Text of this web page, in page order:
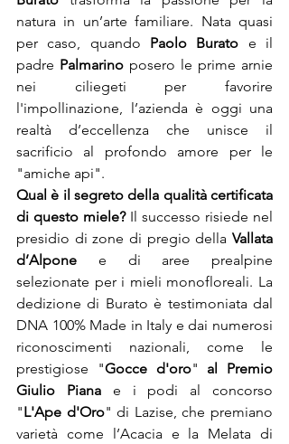
natura in un’arte familiare. Nata quasi
per caso, quando Paolo Burato e il
padre Palmarino posero le prime arnie
nei ciliegeti per favorire
l'impollinazione, l’azienda è oggi una
realtà d’eccellenza che unisce il
sacrificio al profondo amore per le
"amiche api".
Qual è il segreto della qualità certificata
di questo miele? Il successo risiede nel
presidio di zone di pregio della Vallata
d’Alpone e di aree prealpine
selezionate per i mieli monofloreali. La
dedizione di Burato è testimoniata dal
DNA 100% Made in Italy e dai numerosi
riconoscimenti nazionali, come le
prestigiose "Gocce d'oro" al Premio
Giulio Piana e i podi al concorso
"L'Ape d'Oro" di Lazise, che premiano
varietà come l’Acacia e la Melata di